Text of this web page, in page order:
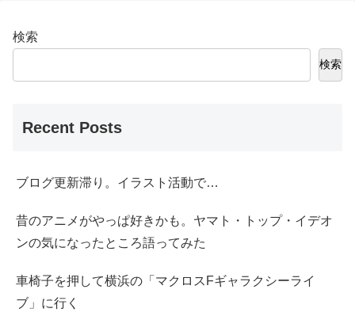
検索
検索
Recent Posts
ブログ更新滞り。イラスト活動で…
昔のアニメがやっぱ好きかも。ヤマト・トップ・イデオ
ンの気になったところ語ってみた
車椅子を押して横浜の「マクロスFギャラクシーライ
ブ」に行く